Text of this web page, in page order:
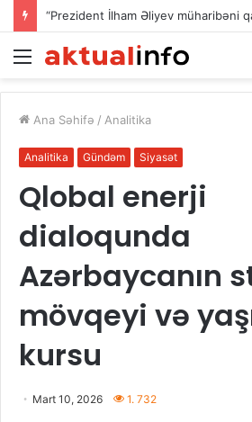
Menu
Ana Səhifə / Analitika
Analitika Gündəm Siyasət
Qlobal enerji
dialoqunda
Azərbaycanın
mövqeyi və
kursu
Mart 10, 2026 1. 732